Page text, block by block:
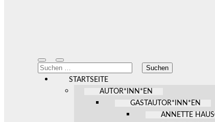
Mobile-
Menü
ein-/ausblenden
Suchfeld
ein-/ausblenden
Suchen
nach:
STARTSEITE
AUTOR*INN*EN
GASTAUTOR*INN*EN
ANNETTE